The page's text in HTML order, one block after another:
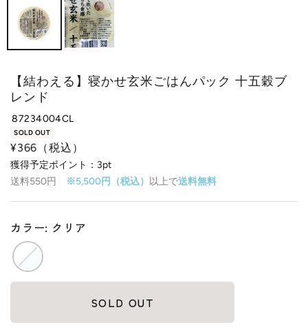
【結わえる】寝かせ玄米ごはんパック 十五穀ブ
レンド
SOLD OUT
セ
ー
ル
価
格
¥366 （税込）
獲得予定ポイント： 3pt
送料550円
※5,500円（税込） 以上で送料無料
87234004CL
カラー: クリア
SOLD OUT